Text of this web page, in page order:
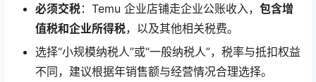
必须交税：Temu 企业店铺走企业公账收入， 包含增
值税和企业所得税，以及其他相关税费。
选择“小规模纳税人”或“一般纳税人”，税率与抵扣权益
不同，建议根据年销售额与经营情况合理选择。